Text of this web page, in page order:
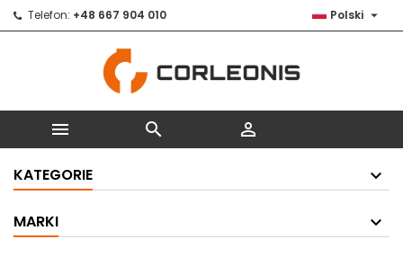
Telefon: +48 667 904 010 Polski 
  
KATEGORIE
MARKI